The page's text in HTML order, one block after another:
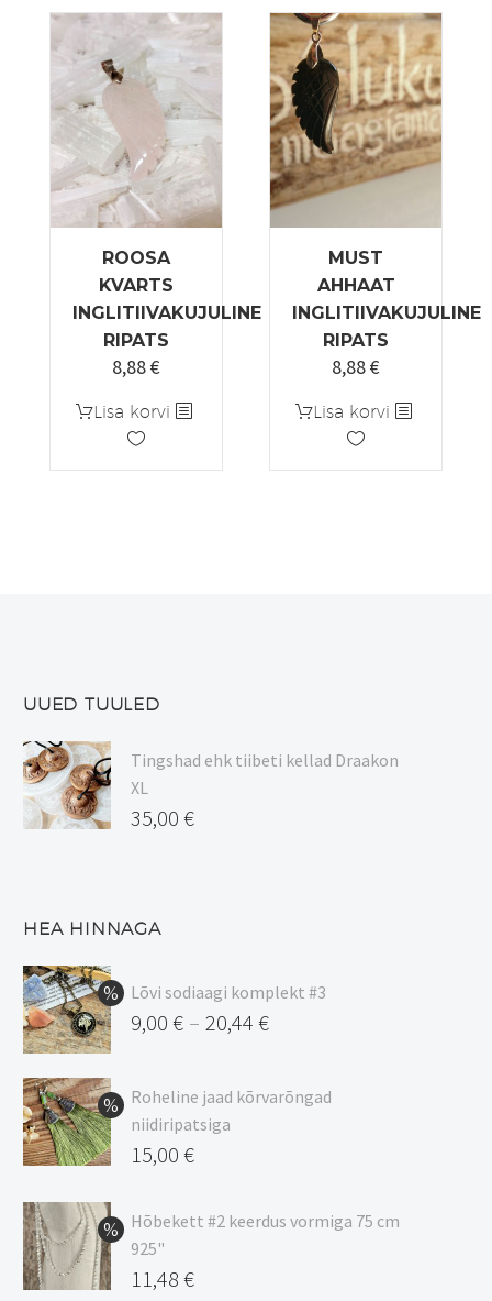
ROOSA
KVARTS
INGLITIIVAKUJULINE
RIPATS
8,88€
Lisa korvi
MUST
AHHAAT
INGLITIIVAKUJULINE
RIPATS
8,88€
Lisa korvi
UUED TUULED
Tingshad ehk tiibeti kellad Draakon
XL
35,00 €
HEA HINNAGA
Lõvi sodiaagi komplekt #3
9,00 € – 20,44 €
9,00 €
kuni
20,44 €
Roheline jaad kõrvarõngad
niidiripatsiga
Algne
oli:
17,00 €.
15,00 €
hind
on:
15,00 €.
Hõbekett #2 keerdus vormiga 75 cm
925"
Algne
11,48 €